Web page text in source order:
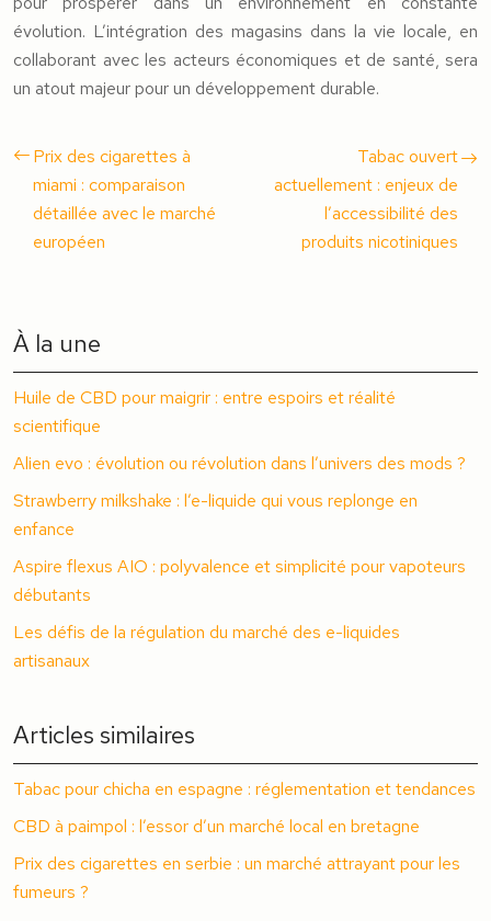
évolution. L’intégration des magasins dans la vie locale, en
collaborant avec les acteurs économiques et de santé, sera
un atout majeur pour un développement durable.
Prix des cigarettes à
miami : comparaison
détaillée avec le marché
européen
Tabac ouvert
actuellement : enjeux de
l’accessibilité des
produits nicotiniques
À la une
Huile de CBD pour maigrir : entre espoirs et réalité
scientifique
Alien evo : évolution ou révolution dans l’univers des mods ?
Strawberry milkshake : l’e-liquide qui vous replonge en
enfance
Aspire flexus AIO : polyvalence et simplicité pour vapoteurs
débutants
Les défis de la régulation du marché des e-liquides
artisanaux
Articles similaires
Tabac pour chicha en espagne : réglementation et tendances
CBD à paimpol : l’essor d’un marché local en bretagne
Prix des cigarettes en serbie : un marché attrayant pour les
fumeurs ?